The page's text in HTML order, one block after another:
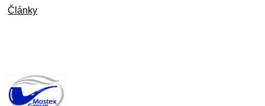
Články